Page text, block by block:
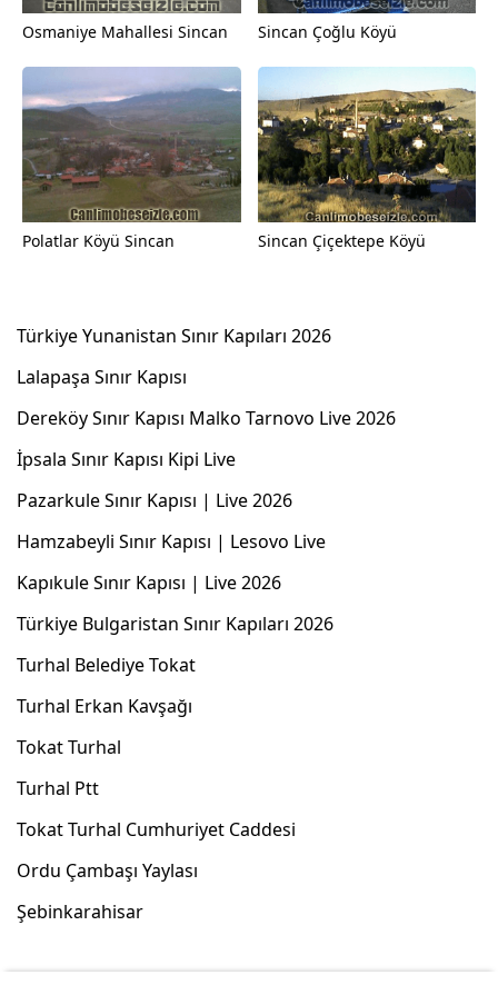
Osmaniye Mahallesi Sincan Sincan Çoğlu Köyü
Polatlar Köyü Sincan Sincan Çiçektepe Köyü
Türkiye Yunanistan Sınır Kapıları 2026
Lalapaşa Sınır Kapısı
Dereköy Sınır Kapısı Malko Tarnovo Live 2026
İpsala Sınır Kapısı Kipi Live
Pazarkule Sınır Kapısı | Live 2026
Hamzabeyli Sınır Kapısı | Lesovo Live
Kapıkule Sınır Kapısı | Live 2026
Türkiye Bulgaristan Sınır Kapıları 2026
Turhal Belediye Tokat
Turhal Erkan Kavşağı
Tokat Turhal
Turhal Ptt
Tokat Turhal Cumhuriyet Caddesi
Ordu Çambaşı Yaylası
Şebinkarahisar